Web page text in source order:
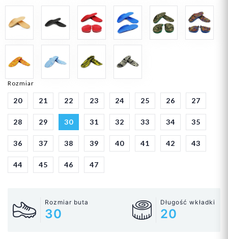
Rozmiar
20 21 22 23 24 25 26 27
28 29 30 31 32 33 34 35
36 37 38 39 40 41 42 43
44 45 46 47
Rozmiar buta
30
Długość wkładki
20